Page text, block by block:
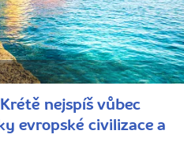
nejspíš vůbec
evropské civilizace a